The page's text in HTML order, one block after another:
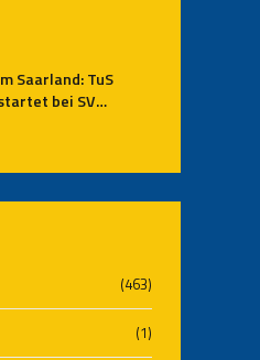
Saarland: TuS
bei SV
(463)
(1)